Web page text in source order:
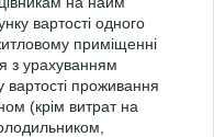
вартості одного
приміщенні
з урахуванням
вартості проживання
(крім витрат на